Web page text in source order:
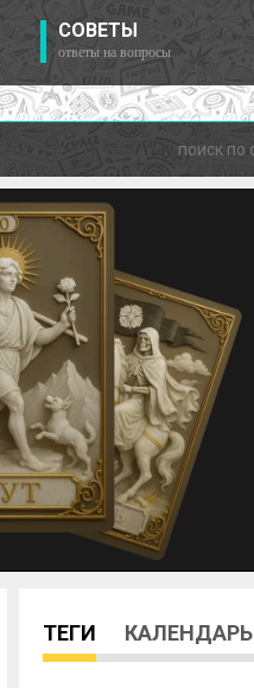
СОВЕТЫ
ответы на вопросы
ТЕГИ КАЛЕНДАРЬ